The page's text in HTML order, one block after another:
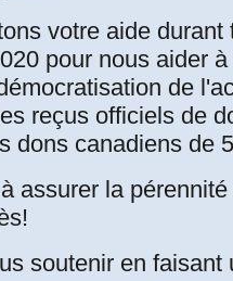
votre aide durant
pour nous aider
de
reçus officiels de
dons canadiens de
assurer la
soutenir en faisant